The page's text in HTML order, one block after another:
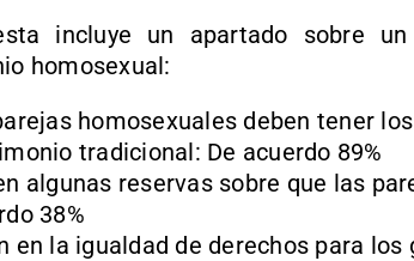
incluye un apartado sobre
homosexual:
homosexuales deben tener
tradicional: De acuerdo 89%
algunas reservas sobre que las
38%
en la igualdad de derechos para